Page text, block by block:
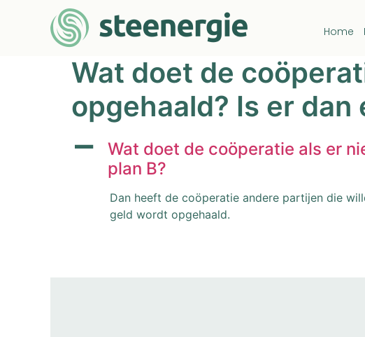
Home
Wat doet de
opgehaald? Is er dan
A
Wat doet de coöperatie als er
plan B?
Dan heeft de coöperatie andere partijen die
geld wordt opgehaald.